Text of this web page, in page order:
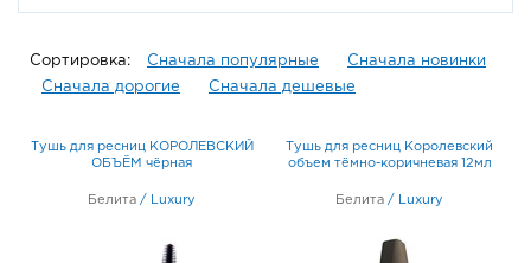
Сортировка: Сначала популярные
Сначала новинки
Сначала дорогие
Сначала дешевые
Тушь для ресниц КОРОЛЕВСКИЙ
ОБЪЁМ чёрная
Белита / Luxury
Тушь для ресниц Королевский
объем тёмно-коричневая 12мл
Белита / Luxury